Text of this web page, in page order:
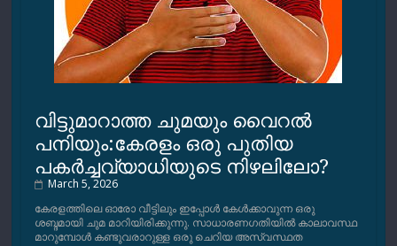
വിട്ടുമാറാത്ത ചുമയും വൈറല്‍
പനിയും:കേരളം ഒരു പുതിയ
പകര്‍ച്ചവ്യാധിയുടെ നിഴലിലോ?
March 5, 2026
കേരളത്തിലെ ഓരോ വീട്ടിലും ഇപ്പോള്‍ കേള്‍ക്കാവുന്ന ഒരു
ശബ്ദമായി ചുമ മാറിയിരിക്കുന്നു. സാധാരണഗതിയില്‍ കാലാവസ്ഥ
മാറുമ്പോള്‍ കണ്ടുവരാറുള്ള ഒരു ചെറിയ അസ്വസ്ഥത